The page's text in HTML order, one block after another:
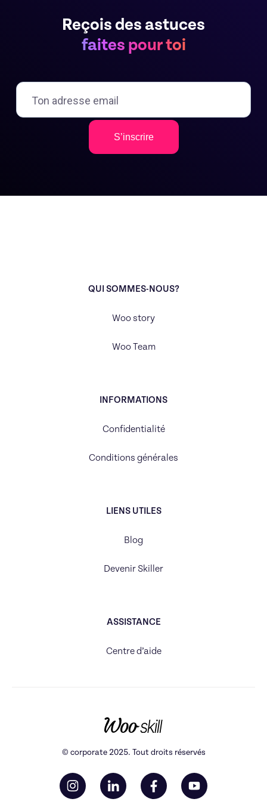
Reçois des astuces
faites pour toi
S’inscrire
QUI SOMMES-NOUS?
Woo story
Woo Team
INFORMATIONS
Confidentialité
Conditions générales
LIENS UTILES
Blog
Devenir Skiller
ASSISTANCE
Centre d’aide
© corporate 2025. Tout droits réservés